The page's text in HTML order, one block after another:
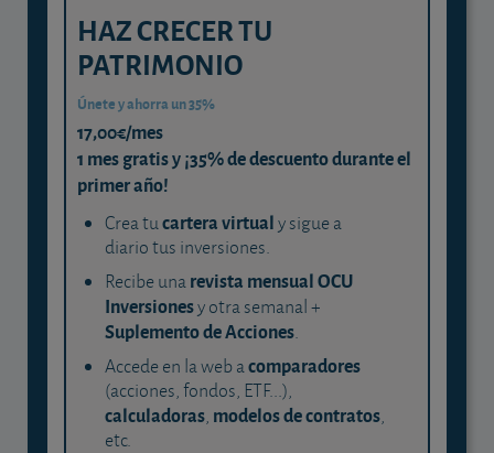
HAZ CRECER TU
PATRIMONIO
Únete y ahorra un 35%
17,00€/mes
1 mes gratis y ¡35% de descuento durante el
primer año!
Crea tucartera virtualy sigue a
diario tus inversiones.
Recibe unarevista mensual OCU
Inversionesy otra semanal +
Suplemento de Acciones.
Accede en la web acomparadores
(acciones, fondos, ETF...),
calculadoras, modelos de contratos,
etc.